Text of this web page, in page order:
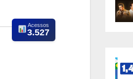
Acessos
3.527